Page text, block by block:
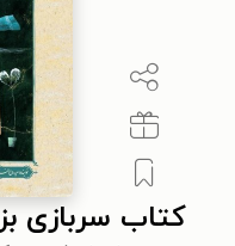
کتاب سربازی